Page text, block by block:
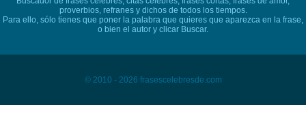
proverbios, refranes y dichos de todos los tiempos.
Para ello, sólo tienes que poner la palabra que quieres que aparezca en la frase,
o bien el autor y clicar Buscar.
© 2010 - 2026 frasescelebresde.com